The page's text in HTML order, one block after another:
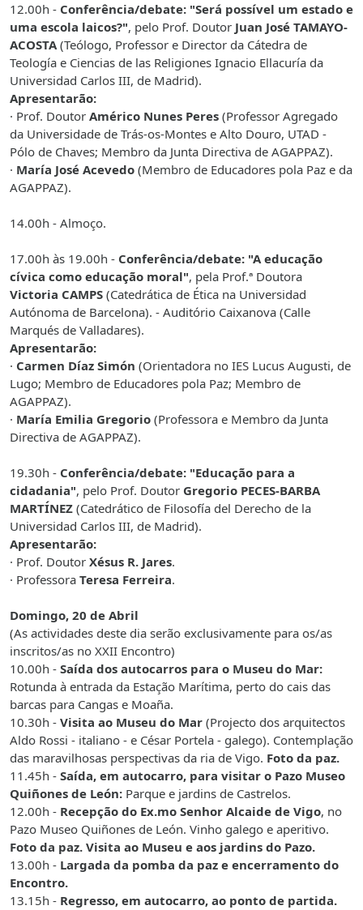
12.00h - Conferência/debate: "Será possível um estado e
uma escola laicos?", pelo Prof. Doutor Juan José TAMAYO-
ACOSTA(Teólogo, Professor e Director da Cátedra de
Teología e Ciencias de las Religiones Ignacio Ellacuría da
Universidad Carlos III, de Madrid).
Apresentarão:
· Prof. Doutor Américo Nunes Peres (Professor Agregado
da Universidade de Trás-os-Montes e Alto Douro, UTAD -
Pólo de Chaves; Membro da Junta Directiva de AGAPPAZ).
· María José Acevedo (Membro de Educadores pola Paz e da
AGAPPAZ).
14.00h - Almoço.
17.00h às 19.00h - Conferência/debate: "A educação
cívica como educação moral", pela Prof.ª Doutora
Victoria CAMPS (Catedrática de Ética na Universidad
Autónoma de Barcelona). - Auditório Caixanova (Calle
Marqués de Valladares).
Apresentarão:
· Carmen Díaz Simón (Orientadora no IES Lucus Augusti, de
Lugo; Membro de Educadores pola Paz; Membro de
AGAPPAZ).
· María Emilia Gregorio (Professora e Membro da Junta
Directiva de AGAPPAZ).
19.30h - Conferência/debate: "Educação para a
cidadania", pelo Prof. Doutor Gregorio PECES-BARBA
MARTÍNEZ (Catedrático de Filosofía del Derecho de la
Universidad Carlos III, de Madrid).
Apresentarão:
· Prof. Doutor Xésus R. Jares.
· Professora Teresa Ferreira.
Domingo, 20 de Abril
(As actividades deste dia serão exclusivamente para os/as
inscritos/as no XXII Encontro)
10.00h - Saída dos autocarros para o Museu do Mar:
Rotunda à entrada da Estação Marítima, perto do cais das
barcas para Cangas e Moaña.
10.30h - Visita ao Museu do Mar (Projecto dos arquitectos
Aldo Rossi - italiano - e César Portela - galego). Contemplação
das maravilhosas perspectivas da ria de Vigo. Foto da paz.
11.45h - Saída, em autocarro, para visitar o Pazo Museo
Quiñones de León: Parque e jardins de Castrelos.
12.00h - Recepção do Ex.mo Senhor Alcaide de Vigo, no
Pazo Museo Quiñones de León. Vinho galego e aperitivo.
Foto da paz. Visita ao Museu e aos jardins do Pazo.
13.00h - Largada da pomba da paz e encerramento do
Encontro.
13.15h - Regresso, em autocarro, ao ponto de partida.